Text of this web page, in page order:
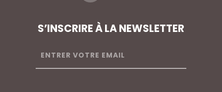
S’INSCRIRE À LA NEWSLETTER